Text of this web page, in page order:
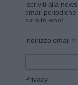
Iscriviti alla
email
sul sito web!
Indirizzo email *
Privacy